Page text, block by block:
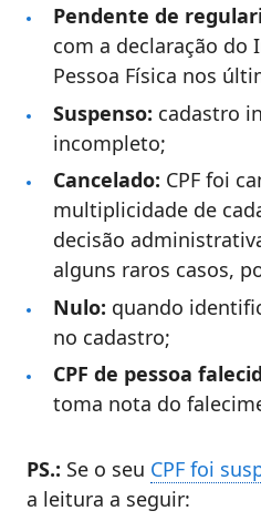
Pendente de
com a declaração do
Pessoa Física nos
Suspenso: cadastro
incompleto;
Cancelado: CPF foi
multiplicidade de
decisão
alguns raros casos,
Nulo: quando
no cadastro;
CPF de pessoa
toma nota do
PS.: Se o seu CPF foi
a leitura a seguir: